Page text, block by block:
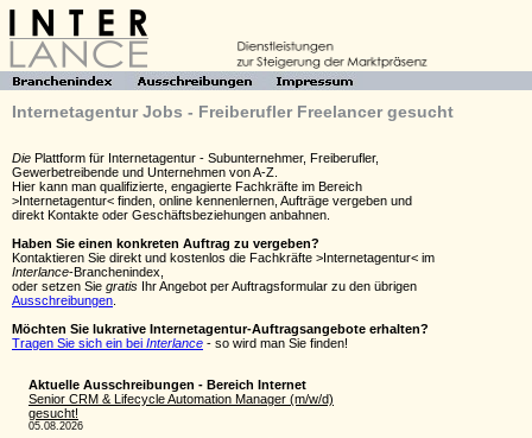
Internetagentur Jobs - Freiberufler Freelancer gesucht
Die Plattform für Internetagentur - Subunternehmer, Freiberufler,
Gewerbetreibende und Unternehmen von A-Z.
Hier kann man qualifizierte, engagierte Fachkräfte im Bereich
>Internetagentur< finden, online kennenlernen, Aufträge vergeben und
direkt Kontakte oder Geschäftsbeziehungen anbahnen.
Haben Sie einen konkreten Auftrag zu vergeben?
Kontaktieren Sie direkt und kostenlos die Fachkräfte >Internetagentur< im
Interlance-Branchenindex,
oder setzen Sie gratis Ihr Angebot per Auftragsformular zu den übrigen
Ausschreibungen
Möchten Sie lukrative Internetagentur-Auftragsangebote erhalten?
Tragen Sie sich ein bei Interlance - so wird man Sie finden!